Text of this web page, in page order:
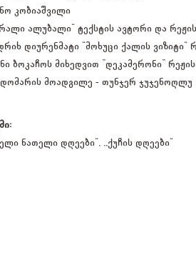
კობიაშვილი
ალუბალი" ტექსტის ავტორი და
დიურენმატი "მოხუცი ქალის
ბოკაჩოს მიხედვით ”დეკამერონი”
მოადგილე - თუნჯერ ჯუჯენოღლუ
ნათელი დღეები“, ,,ქუჩის დღეები“